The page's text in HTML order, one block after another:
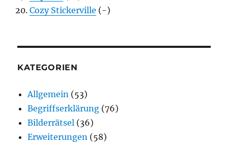
Cozy Stickerville (-)
KATEGORIEN
Allgemein (53)
Begriffserklärung (76)
Bilderrätsel (36)
Erweiterungen (58)